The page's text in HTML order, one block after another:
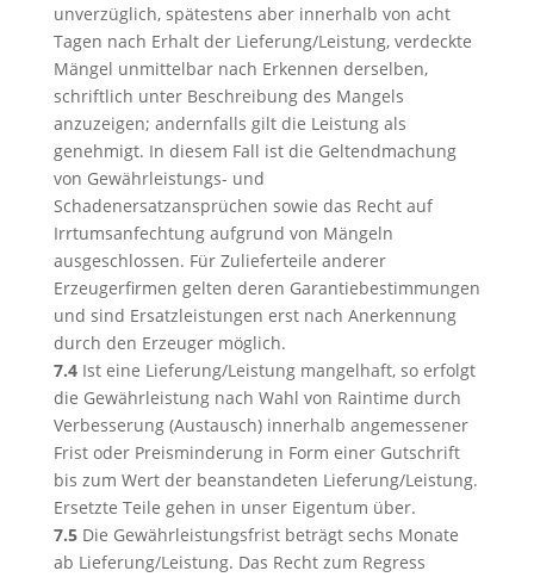
unverzüglich, spätestens aber innerhalb von acht
Tagen nach Erhalt der Lieferung/Leistung, verdeckte
Mängel unmittelbar nach Erkennen derselben,
schriftlich unter Beschreibung des Mangels
anzuzeigen; andernfalls gilt die Leistung als
genehmigt. In diesem Fall ist die Geltendmachung
von Gewährleistungs- und
Schadenersatzansprüchen sowie das Recht auf
Irrtumsanfechtung aufgrund von Mängeln
ausgeschlossen. Für Zulieferteile anderer
Erzeugerfirmen gelten deren Garantiebestimmungen
und sind Ersatzleistungen erst nach Anerkennung
durch den Erzeuger möglich.
7.4Ist eine Lieferung/Leistung mangelhaft, so erfolgt
die Gewährleistung nach Wahl von Raintime durch
Verbesserung (Austausch) innerhalb angemessener
Frist oder Preisminderung in Form einer Gutschrift
bis zum Wert der beanstandeten Lieferung/Leistung.
Ersetzte Teile gehen in unser Eigentum über.
7.5Die Gewährleistungsfrist beträgt sechs Monate
ab Lieferung/Leistung. Das Recht zum Regress